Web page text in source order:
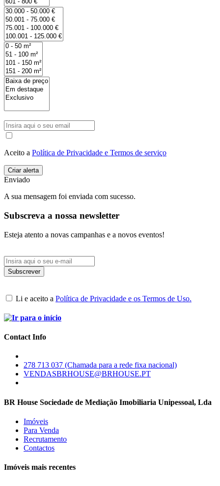
Aceito a Política de Privacidade e Termos de serviço
Enviado
A sua mensagem foi enviada com sucesso.
Subscreva a nossa newsletter
Esteja atento a novas campanhas e a novos eventos!
Li e aceito a Política de Privacidade e os Termos de Uso.
Contact Info
278 713 037 (Chamada para a rede fixa nacional)
VENDASBRHOUSE@BRHOUSE.PT
BR House Sociedade de Mediação Imobiliaria Unipessoal, Lda
Imóveis
Para Venda
Recrutamento
Contactos
Imóveis mais recentes